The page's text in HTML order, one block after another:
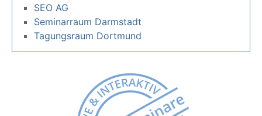
SEO AG
Seminarraum Darmstadt
Tagungsraum Dortmund